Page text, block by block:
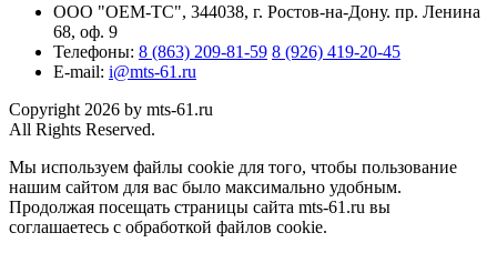
ООО "ОЕМ-ТС", 344038, г. Ростов-на-Дону. пр. Ленина
68, оф. 9
Телефоны: 8 (863) 209-81-59 8 (926) 419-20-45
E-mail: i@mts-61.ru
Copyright 2026 by mts-61.ru
All Rights Reserved.
Мы используем файлы cookie для того, чтобы пользование
нашим сайтом для вас было максимально удобным.
Продолжая посещать страницы сайта mts-61.ru вы
соглашаетесь с обработкой файлов cookie.